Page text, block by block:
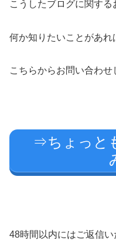
こうしたブログに関する
何か知りたいことがあれ
こちらからお問い合わせ
⇒ちょっと
48時間以内にはご返信い